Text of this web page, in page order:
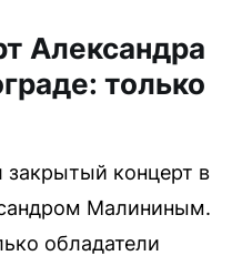
Александра
только
концерт в
Малининым.
обладатели